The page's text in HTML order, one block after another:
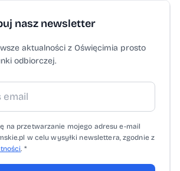
i kreatywność,
gratulują i zapraszają po
dla Pawełka.
nasz newsletter
aktualności z Oświęcimia prosto
odbiorczej.
na przetwarzanie mojego adresu e-mail
w celu wysyłki newslettera, zgodnie z
. *